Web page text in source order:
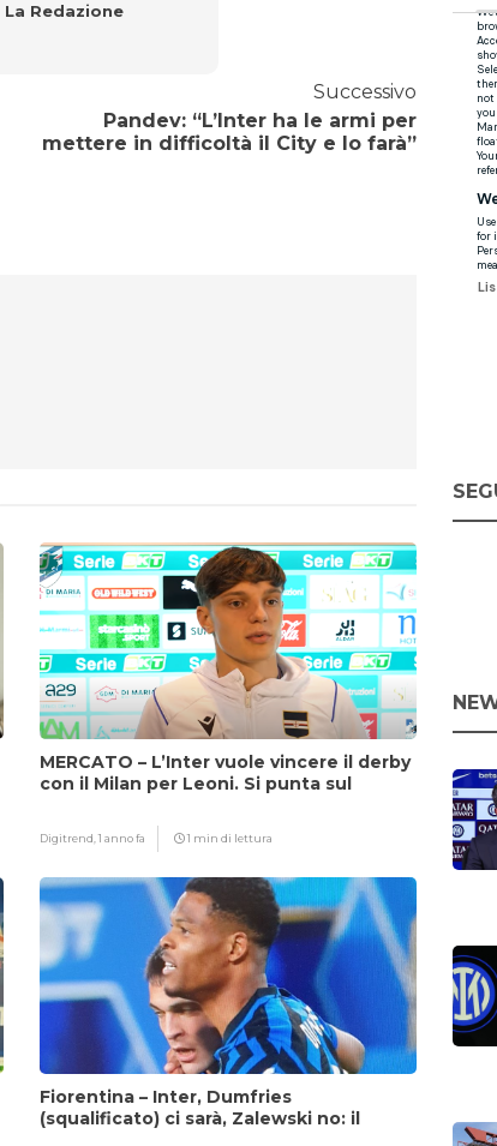
La Redazione
Successivo
Pandev: “L’Inter ha le armi per
mettere in difficoltà il City e lo farà”
MERCATO – L’Inter vuole vincere il derby
con il Milan per Leoni. Si punta sul
Digitrend,1 anno fa 1 min di lettura
Fiorentina – Inter, Dumfries
(squalificato) ci sarà, Zalewski no: il